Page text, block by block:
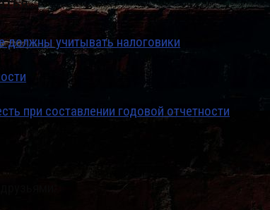
должны учитывать налоговики
при составлении годовой отчетности